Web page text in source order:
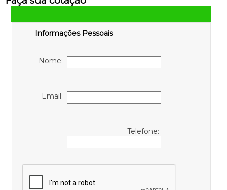
Informações Pessoais
Nome:
Email:
Telefone: